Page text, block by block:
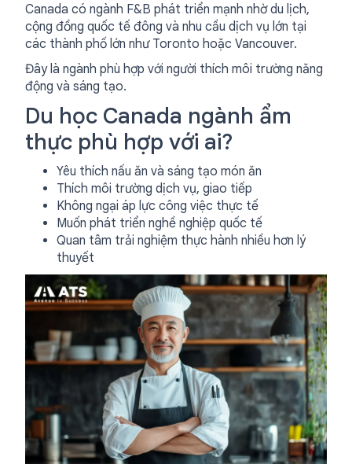
Canada có ngành F&B phát triển mạnh nhờ du lịch,
cộng đồng quốc tế đông và nhu cầu dịch vụ lớn tại
các thành phố lớn như Toronto hoặc Vancouver.
Đây là ngành phù hợp với người thích môi trường năng
động và sáng tạo.
Du học Canada ngành ẩm
thực phù hợp với ai?
Yêu thích nấu ăn và sáng tạo món ăn
Thích môi trường dịch vụ, giao tiếp
Không ngại áp lực công việc thực tế
Muốn phát triển nghề nghiệp quốc tế
Quan tâm trải nghiệm thực hành nhiều hơn lý
thuyết